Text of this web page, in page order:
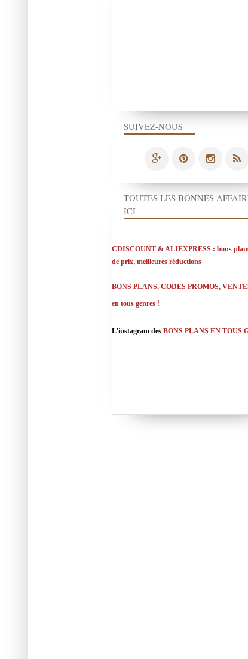
SUIVEZ-NOUS
TOUTES LES BONNES
ICI
CDISCOUNT & ALIEXPRESS : bons
de prix, meilleures réductions
BONS PLANS, CODES PROMOS,
en tous genres !
L'instagram des BONS PLANS EN TOUS